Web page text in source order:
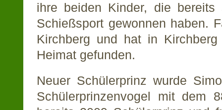
ihre beiden Kinder, die
Schießsport gewonnen haben.
Kirchberg und hat in
Heimat gefunden.
Neuer Schülerprinz wurde
Schülerprinzenvogel mit dem